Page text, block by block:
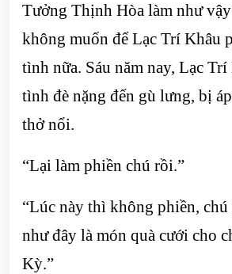
Tưởng Thịnh Hòa làm như
không muốn để Lạc Trí Khâu
tình nữa. Sáu năm nay, Lạc
tình đè nặng đến gù lưng, bị
thở nổi.
“Lại làm phiền chú rồi.”
“Lúc này thì không phiền,
như đây là món quà cưới cho
Kỳ.”